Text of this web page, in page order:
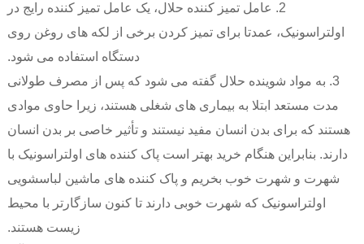
2. عامل تمیز کننده حلال، یک عامل تمیز کننده رایج در
اولتراسونیک، عمدتا برای تمیز کردن برخی از لکه های روغن روی
دستگاه استفاده می شود.
3. به مواد شوینده حلال گفته می شود که پس از مصرف طولانی
مدت مستعد ابتلا به بیماری های شغلی هستند، زیرا حاوی موادی
هستند که برای بدن انسان مفید نیستند و تأثیر خاصی بر بدن انسان
دارند. بنابراین هنگام خرید بهتر است پاک کننده های اولتراسونیک با
شهرت و شهرت خوب بخریم و پاک کننده های ماشین لباسشویی
اولتراسونیک که شهرت خوبی دارند تا کنون سازگارتر با محیط
زیست هستند.